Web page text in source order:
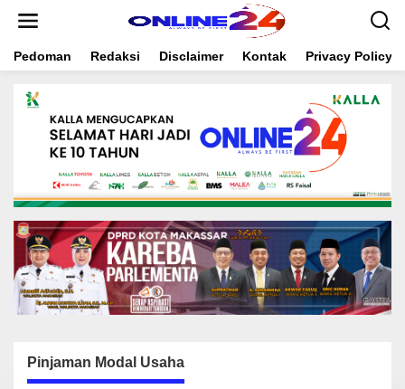
t
Pedoman Redaksi Disclaimer Kontak Privacy Policy
Pinjaman Modal Usaha